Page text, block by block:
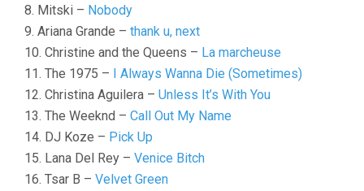
8. Mitski – Nobody
9. Ariana Grande – thank u, next
10. Christine and the Queens – La marcheuse
11. The 1975 – I Always Wanna Die (Sometimes)
12. Christina Aguilera – Unless It’s With You
13. The Weeknd – Call Out My Name
14. DJ Koze – Pick Up
15. Lana Del Rey – Venice Bitch
16. Tsar B – Velvet Green